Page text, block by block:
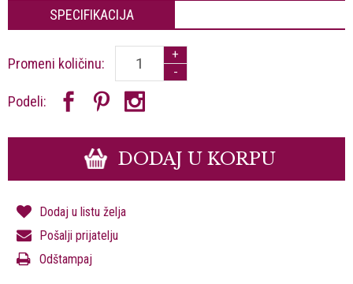
SPECIFIKACIJA
Promeni količinu:
+
-
Podeli:
DODAJ U KORPU
Dodaj u listu želja
Pošalji prijatelju
Odštampaj